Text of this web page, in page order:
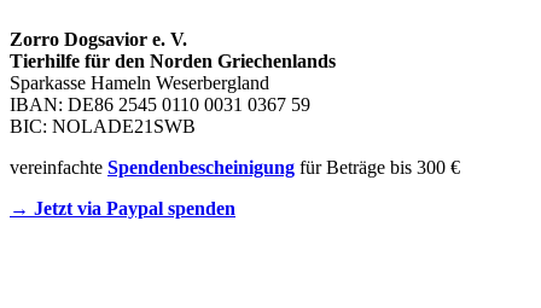
Zorro Dogsavior e. V.
Tierhilfe für den Norden Griechenlands
Sparkasse Hameln Weserbergland
IBAN: DE86 2545 0110 0031 0367 59
BIC: NOLADE21SWB
vereinfachte Spendenbescheinigung für Beträge bis 300 €
→ Jetzt via Paypal spenden